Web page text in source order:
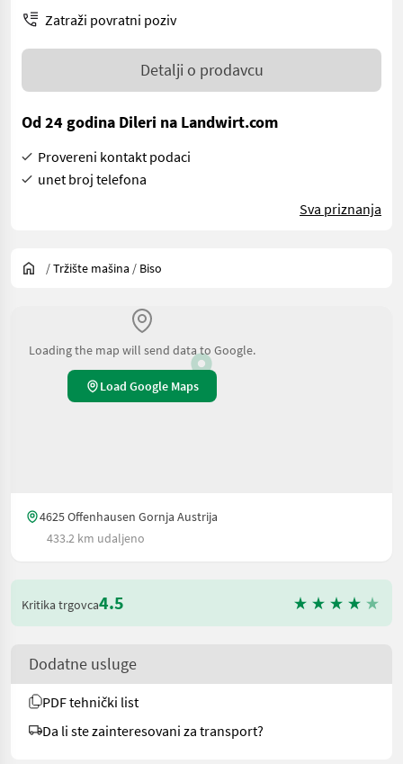
Zatraži povratni poziv
Detalji o prodavcu
Od 24 godina Dileri na Landwirt.com
Provereni kontakt podaci
unet broj telefona
Sva priznanja
/Tržište mašina / Biso
Loading the map will send data to Google.
Load Google Maps
4625 Offenhausen Gornja Austrija
433.2 km udaljeno
Kritika trgovca4.5
Dodatne usluge
PDF tehnički list
Da li ste zainteresovani za transport?